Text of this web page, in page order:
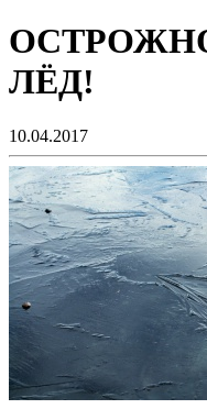
ЛЁД!
10.04.2017